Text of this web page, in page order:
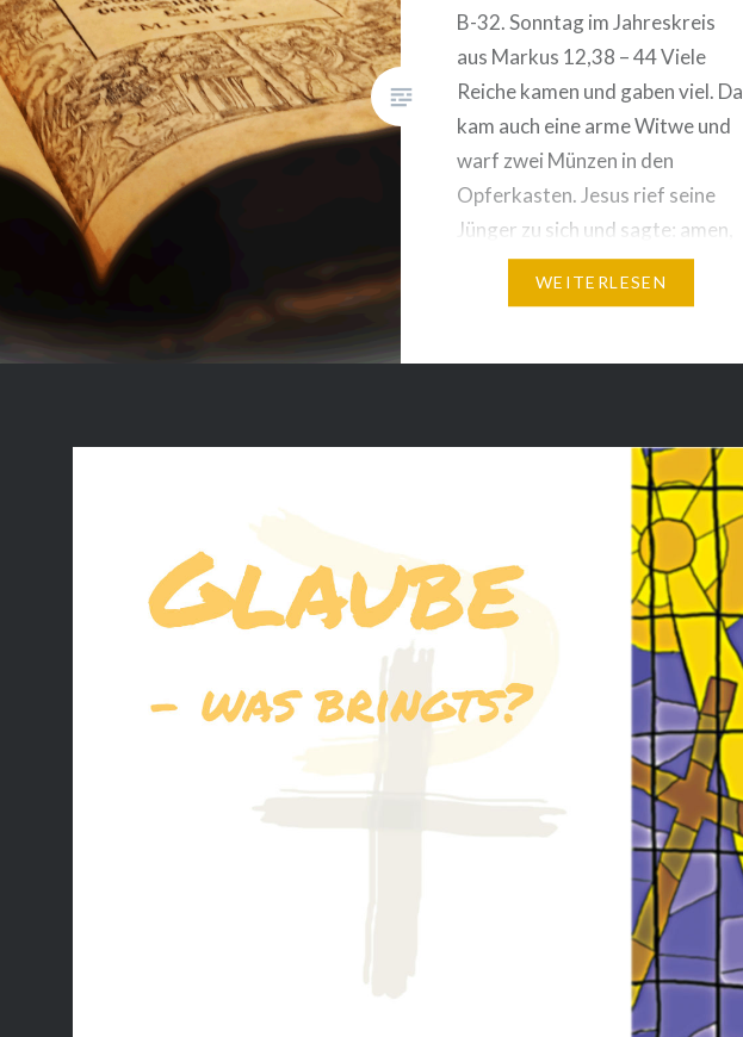
B-32. Sonntag im Jahreskreis
aus Markus 12,38 – 44 Viele
Reiche kamen und gaben viel. Da
kam auch eine arme Witwe und
warf zwei Münzen in den
Opferkasten. Jesus rief seine
Jünger zu sich und sagte: amen,
ich sage euch: Diese arme
als alle anderen.
WEITERLESEN